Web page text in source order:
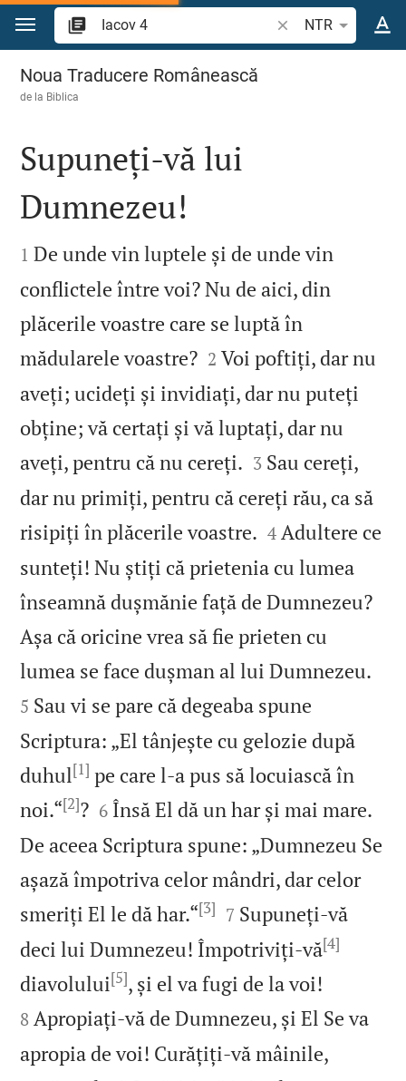
Sari la conținut
Căutați un verset
NTR
Iacov 4
Noua Traducere Românească
de la Biblica

Supuneți‑vă lui
Dumnezeu!

1 De unde vin luptele și de unde vin
conflictele între voi? Nu de aici, din
plăcerile voastre care se luptă în
mădularele voastre?
2 Voi poftiți, dar nu
aveți; ucideți și invidiați, dar nu puteți
obține; vă certați și vă luptați, dar nu
aveți, pentru că nu cereți. 

3 Sau cereți,
dar nu primiți, pentru că cereți rău, ca să
risipiți în plăcerile voastre. 

4 Adultere ce
sunteți! Nu știți că prietenia cu lumea
înseamnă dușmănie față de Dumnezeu?
Așa că oricine vrea să fie prieten cu
lumea se face dușman al lui Dumnezeu.
5 Sau vi se pare că degeaba spune
Scriptura: „El tânjește cu gelozie după
duhul[1] pe care l‑a pus să locuiască în
noi.“[2]?
6 Însă El dă un har și mai mare.
De aceea Scriptura spune: „Dumnezeu Se
așază împotriva celor mândri, dar celor
smeriți El le dă har.“[3] 

7 Supuneți‑vă
deci lui Dumnezeu! Împotriviți‑vă[4]
diavolului[5], și el va fugi de la voi!
8 Apropiați‑vă de Dumnezeu, și El Se va
apropia de voi! Curățiți‑vă mâinile,